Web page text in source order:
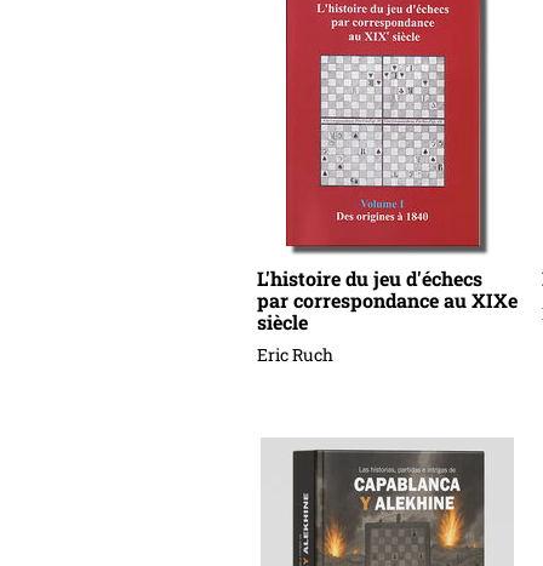
L'histoire du jeu d'échecs
par correspondance au XIXe
siècle
Eric Ruch